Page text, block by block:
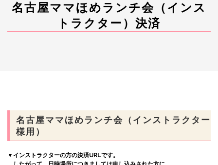
名古屋ママほめランチ会（インス
トラクター）決済
名古屋ママほめランチ会（インストラクター
様用）
▼インストラクターの方の決済URLです。